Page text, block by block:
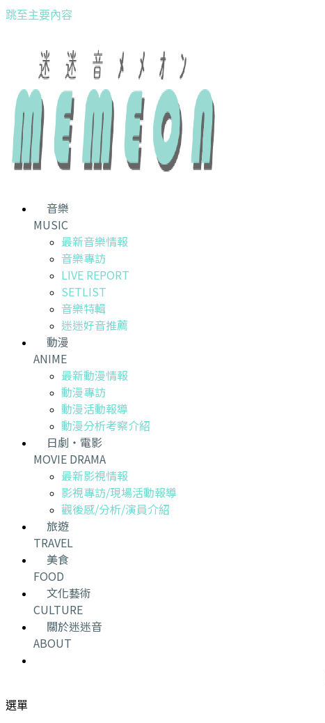
跳至主要內容
音樂
MUSIC
最新音樂情報
音樂專訪
LIVE REPORT
SETLIST
音樂特輯
迷迷好音推薦
動漫
ANIME
最新動漫情報
動漫專訪
動漫活動報導
動漫分析考察介紹
日劇・電影
MOVIE DRAMA
最新影視情報
影視專訪/現場活動報導
觀後感/分析/演員介紹
旅遊
TRAVEL
美食
FOOD
文化藝術
CULTURE
關於迷迷音
ABOUT
選單